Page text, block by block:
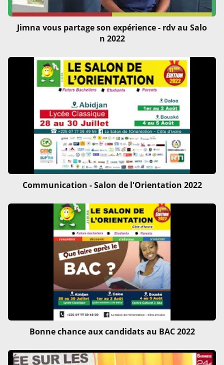
Jimna vous partage son expérience - rdv au Salo
n 2022
Communication - Salon de l'Orientation 2022
Bonne chance aux candidats au BAC 2022